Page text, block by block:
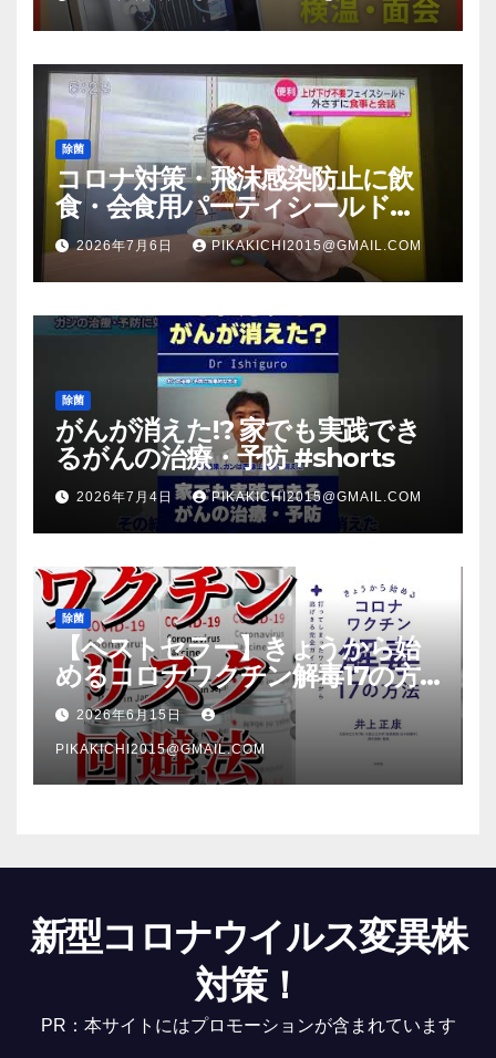
除菌
コロナ対策・飛沫感染防止に飲
食・会食用パーティシールド
（マスク会食代替品）ＦＢＣ福井
放送のＴＶ番組での紹介映像
2026年7月6日 PIKAKICHI2015@GMAIL.COM
除菌
がんが消えた!? 家でも実践でき
るがんの治療・予防 #shorts
2026年7月4日 PIKAKICHI2015@GMAIL.COM
除菌
【ベストセラー】きょうから始
めるコロナワクチン解毒17の方
法【本要約】
2026年6月15日
PIKAKICHI2015@GMAIL.COM
新型コロナウイルス変異株
対策！
PR：本サイトにはプロモーションが含まれています